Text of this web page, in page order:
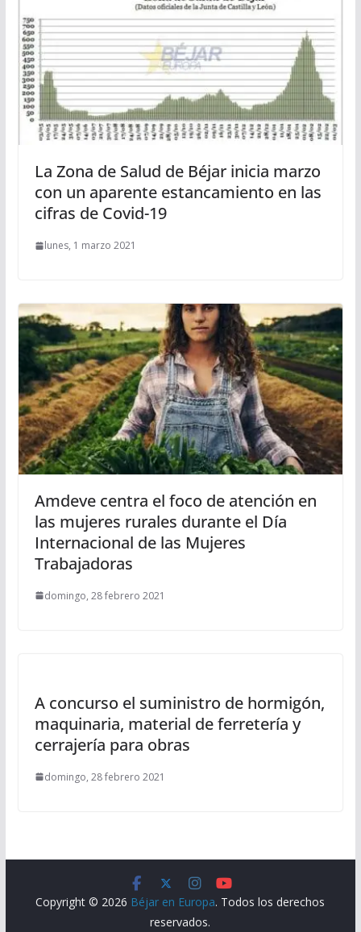
La Zona de Salud de Béjar inicia marzo
con un aparente estancamiento en las
cifras de Covid-19
lunes, 1 marzo 2021
Amdeve centra el foco de atención en
las mujeres rurales durante el Día
Internacional de las Mujeres
Trabajadoras
domingo, 28 febrero 2021
A concurso el suministro de hormigón,
maquinaria, material de ferretería y
cerrajería para obras
domingo, 28 febrero 2021
Copyright © 2026 Béjar en Europa. Todos los derechos
reservados.